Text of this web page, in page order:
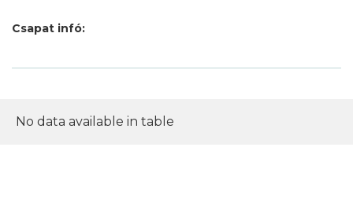
Csapat infó:
No data available in table